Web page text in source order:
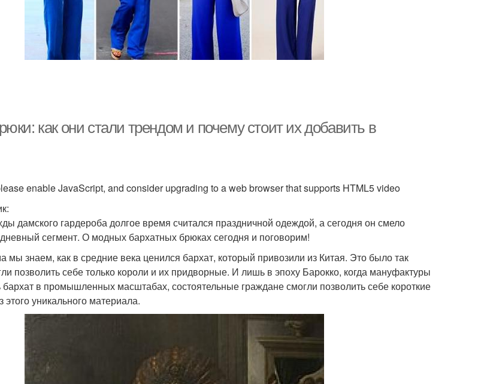
как они стали трендом и почему стоит их добавить в
enable JavaScript, and consider upgrading to a web browser that supports HTML5 video
дамского гардероба долгое время считался праздничной одеждой, а сегодня он смело
сегмент. О модных бархатных брюках сегодня и поговорим!
мы знаем, как в средние века ценился бархат, который привозили из Китая. Это было так
позволить себе только короли и их придворные. И лишь в эпоху Барокко, когда мануфактуры
бархат в промышленных масштабах, состоятельные граждане смогли позволить себе короткие
уникального материала.